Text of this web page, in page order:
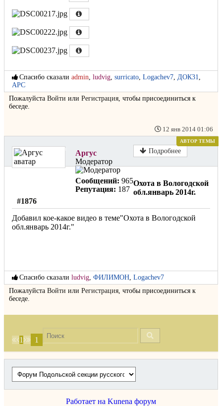
Спасибо сказали admin, ludvig, surricato, Logachev7, ДОК31,
APC
Пожалуйста Войти или Регистрация, чтобы присоединиться к
беседе.
12 янв 2014 01:06
Не в сети
Аргус
Модератор
Сообщений: 965
Репутация: 187
Подробнее
АВТОР ТЕМЫ
Охота в Вологодской
обл.январь 2014г.
#1876
Добавил кое-какое видео в теме"Охота в Вологодской
обл.январь 2014г."
Спасибо сказали ludvig, ФИЛИМОН, Logachev7
Пожалуйста Войти или Регистрация, чтобы присоединиться к
беседе.
1 1
Работает на Kunena форум